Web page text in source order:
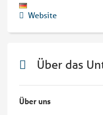
Website
Über das
Über uns